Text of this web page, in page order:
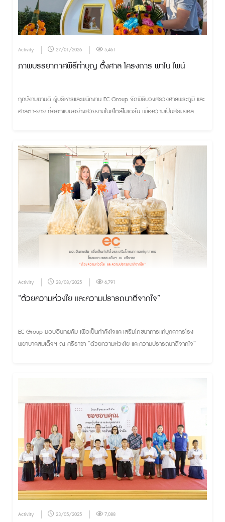
Activity 27/01/2026 5,461
ภาพบรรยากาศพิธีทำบุญ ตั้งศาล โครงการ พาโน ไพน์
ฤกษ์งามยามดี ผู้บริหารและพนักงาน EC Group จัดพิธีบวงสรวงศาลพระภูมิ และ
ศาลตา-ยาย ที่ออกแบบอย่างสวยงามในสไตล์โมเดิร์น เพื่อความเป็นสิริมงคล
Activity 28/08/2025 6,791
“ด้วยความห่วงใย และความปรารถนาดีจากใจ”
EC Group มอบอินทผลัม เพื่อเป็นกำลังใจและเสริมโภชนาการแก่บุคลากรโรง
พยาบาลสมเด็จฯ ณ ศรีราชา “ด้วยความห่วงใย และความปรารถนาดีจากใจ”
Activity 23/05/2025 7,088